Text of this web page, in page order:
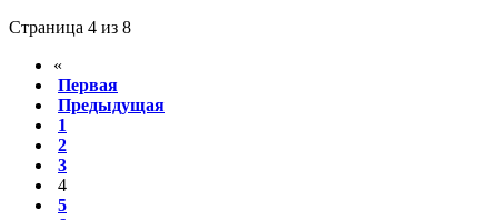
Страница 4 из 8
«
Первая
Предыдущая
1
2
3
4
5